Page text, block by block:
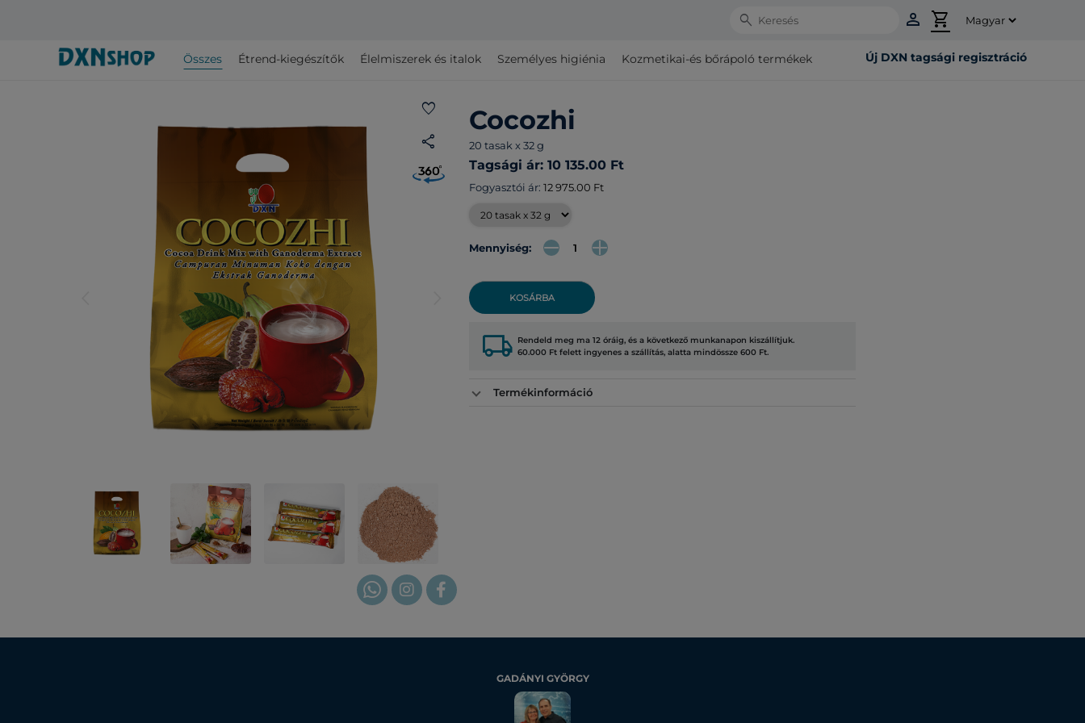
Search person shopping_cart
Összes Étrend-kiegészítők Élelmiszerek és italok Személyes higiénia Kozmetikai-és bőrápoló termékek Új DXN tagsági regisztráció
favorite
share
Cocozhi
20 tasak x 32 g
Tagsági ár: 10 135.00 Ft
Fogyasztói ár: 12 975.00 Ft
Mennyiség:
KOSÁRBA
local_shipping Rendeld meg ma 12 óráig, és a következő munkanapon kiszállítjuk.
60.000 Ft felett ingyenes a szállítás, alatta mindössze 600 Ft.
Termékinformáció
GADÁNYI GYÖRGY